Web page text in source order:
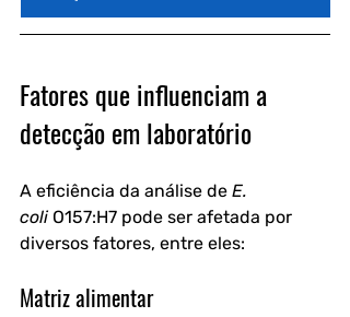
Fatores que influenciam a
detecção em laboratório
A eficiência da análise de E.
coli O157:H7 pode ser afetada por
diversos fatores, entre eles:
Matriz alimentar